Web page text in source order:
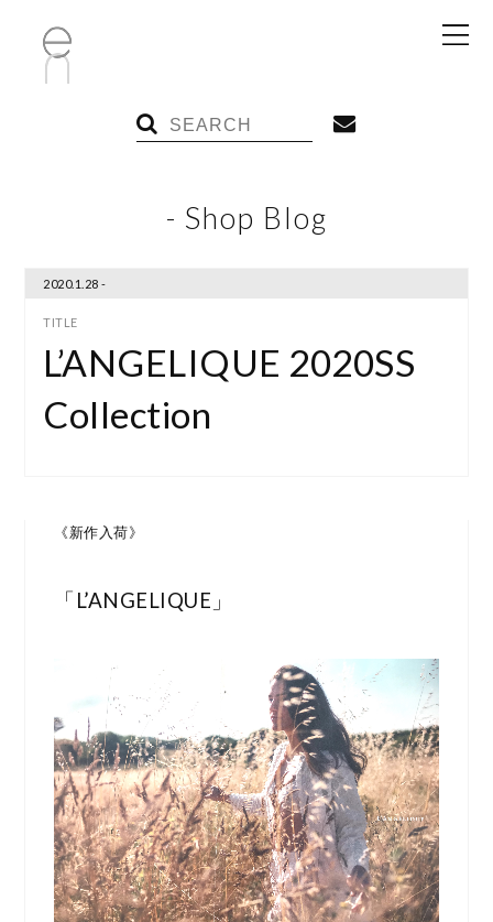
- Shop Blog
2020.1.28 -
L’ANGELIQUE 2020SS
Collection
《新作入荷》
「L’ANGELIQUE」